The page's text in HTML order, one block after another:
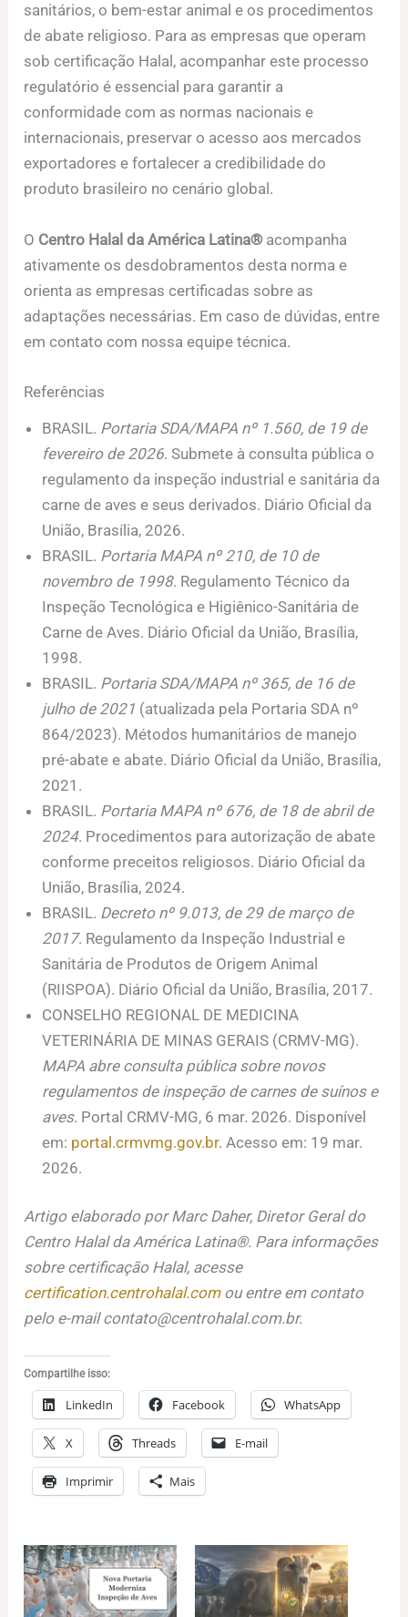
sanitários, o bem-estar animal e os procedimentos
de abate religioso. Para as empresas que operam
sob certificação Halal, acompanhar este processo
regulatório é essencial para garantir a
conformidade com as normas nacionais e
internacionais, preservar o acesso aos mercados
exportadores e fortalecer a credibilidade do
produto brasileiro no cenário global.
O Centro Halal da América Latina®acompanha
ativamente os desdobramentos desta norma e
orienta as empresas certificadas sobre as
adaptações necessárias. Em caso de dúvidas, entre
em contato com nossa equipe técnica.
Referências
BRASIL. Portaria SDA/MAPA nº 1.560, de 19 de
fevereiro de 2026. Submete à consulta pública o
regulamento da inspeção industrial e sanitária da
carne de aves e seus derivados. Diário Oficial da
União, Brasília, 2026.
BRASIL. Portaria MAPA nº 210, de 10 de
novembro de 1998. Regulamento Técnico da
Inspeção Tecnológica e Higiênico-Sanitária de
Carne de Aves. Diário Oficial da União, Brasília,
1998.
BRASIL. Portaria SDA/MAPA nº 365, de 16 de
julho de 2021 (atualizada pela Portaria SDA nº
864/2023). Métodos humanitários de manejo
pré-abate e abate. Diário Oficial da União, Brasília,
2021.
BRASIL. Portaria MAPA nº 676, de 18 de abril de
2024. Procedimentos para autorização de abate
conforme preceitos religiosos. Diário Oficial da
União, Brasília, 2024.
BRASIL. Decreto nº 9.013, de 29 de março de
2017. Regulamento da Inspeção Industrial e
Sanitária de Produtos de Origem Animal
(RIISPOA). Diário Oficial da União, Brasília, 2017.
CONSELHO REGIONAL DE MEDICINA
VETERINÁRIA DE MINAS GERAIS (CRMV-MG).
MAPA abre consulta pública sobre novos
regulamentos de inspeção de carnes de suínos e
aves. Portal CRMV-MG, 6 mar. 2026. Disponível
em: portal.crmvmg.gov.br. Acesso em: 19 mar.
2026.
Artigo elaborado por Marc Daher, Diretor Geral do
Centro Halal da América Latina®. Para informações
sobre certificação Halal, acesse
certification.centrohalal.comou entre em contato
pelo e-mailcontato@centrohalal.com.br.
Compartilhe isso:
LinkedIn Facebook WhatsApp
X Threads E-mail
Imprimir Mais